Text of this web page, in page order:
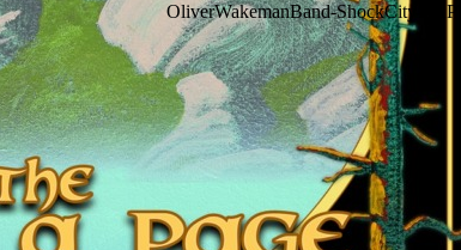
OliverWakemanBand-ShockCity-